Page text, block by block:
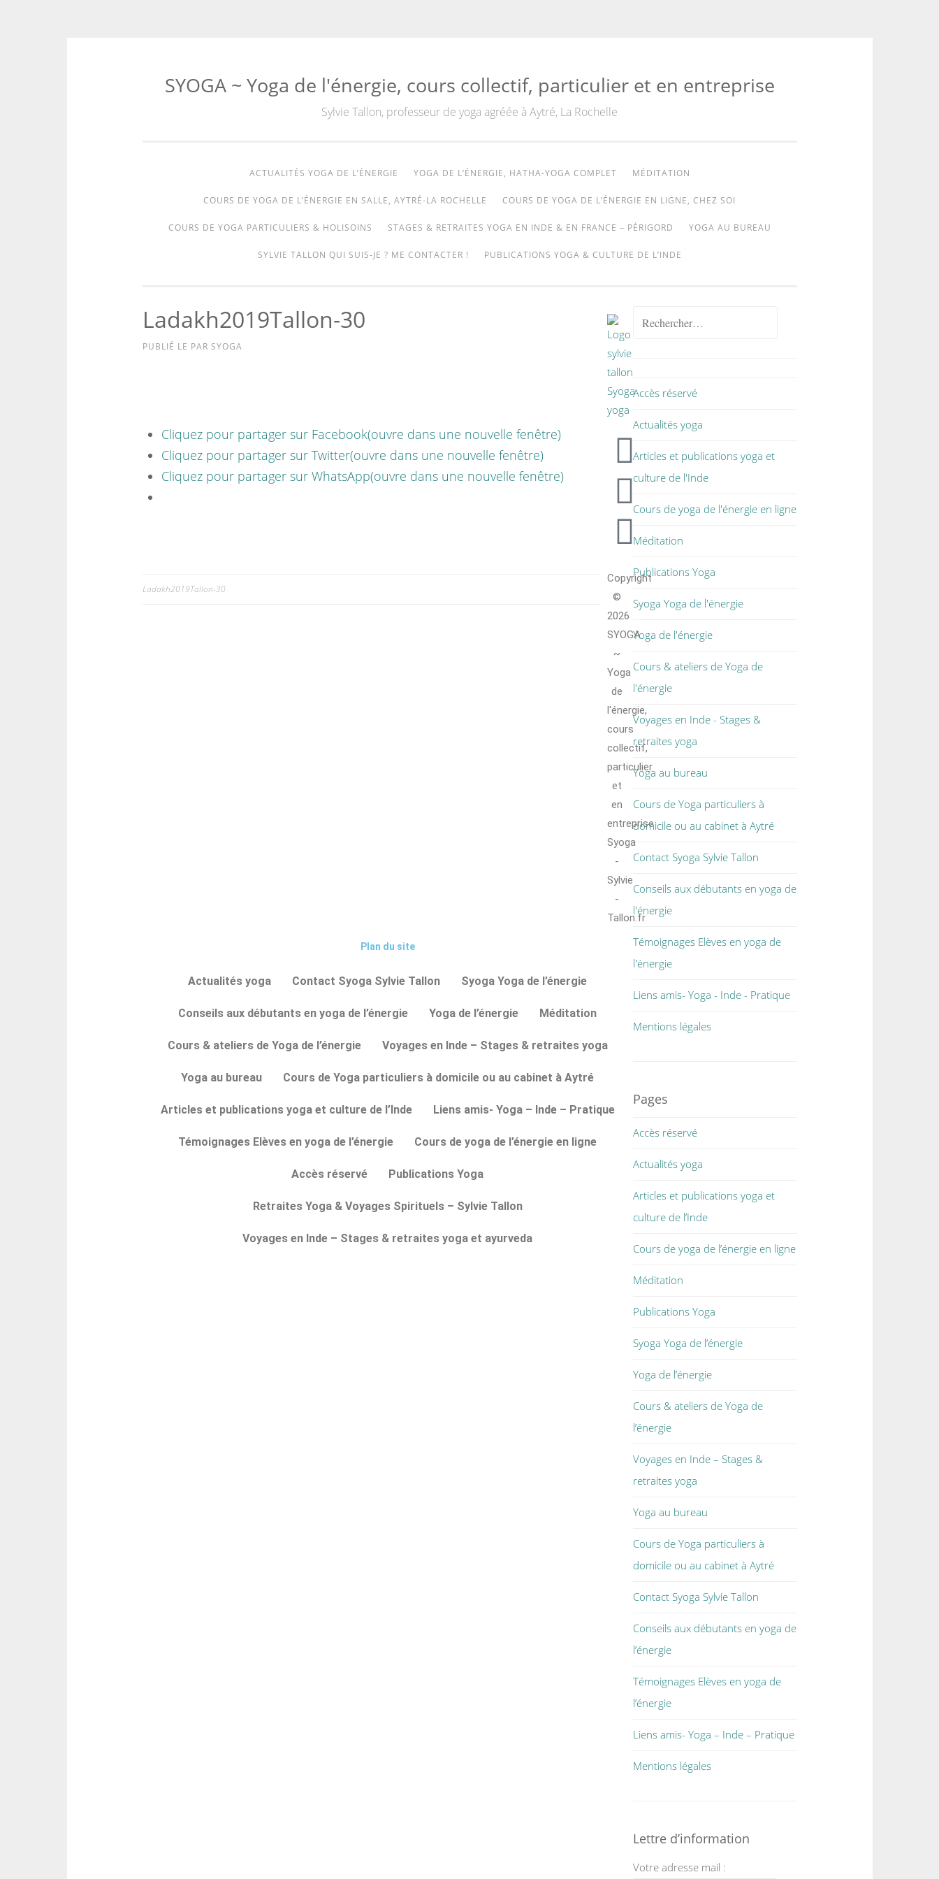
SYOGA ~ Yoga de l'énergie, cours collectif, particulier et en entreprise
Sylvie Tallon, professeur de yoga agréée à Aytré, La Rochelle
ACTUALITÉS YOGA DE L’ÉNERGIE YOGA DE L’ÉNERGIE, HATHA-YOGA COMPLET MÉDITATION
COURS DE YOGA DE L’ÉNERGIE EN SALLE, AYTRÉ-LA ROCHELLE COURS DE YOGA DE L’ÉNERGIE EN LIGNE, CHEZ SOI
COURS DE YOGA PARTICULIERS & HOLISOINS STAGES & RETRAITES YOGA EN INDE & EN FRANCE – PÉRIGORD YOGA AU BUREAU
SYLVIE TALLON QUI SUIS-JE ? ME CONTACTER ! PUBLICATIONS YOGA & CULTURE DE L’INDE
Ladakh2019Tallon-30
PUBLIÉ LE PAR SYOGA
Cliquez pour partager sur Facebook(ouvre dans une nouvelle fenêtre)
Cliquez pour partager sur Twitter(ouvre dans une nouvelle fenêtre)
Cliquez pour partager sur WhatsApp(ouvre dans une nouvelle fenêtre)
Ladakh2019Tallon-30
Accès réservé
Actualités yoga
Articles et publications yoga et
culture de l'Inde
Cours de yoga de l'énergie en ligne
Méditation
Publications Yoga
Syoga Yoga de l'énergie
Yoga de l'énergie
Cours & ateliers de Yoga de
l'énergie
Voyages en Inde - Stages &
retraites yoga
Yoga au bureau
Cours de Yoga particuliers à
domicile ou au cabinet à Aytré
Contact Syoga Sylvie Tallon
Conseils aux débutants en yoga de
l'énergie
Témoignages Elèves en yoga de
l'énergie
Liens amis- Yoga - Inde - Pratique
Mentions légales
Pages
Accès réservé
Actualités yoga
Articles et publications yoga et
culture de l’Inde
Cours de yoga de l’énergie en ligne
Méditation
Publications Yoga
Syoga Yoga de l’énergie
Yoga de l’énergie
Cours & ateliers de Yoga de
l’énergie
Voyages en Inde – Stages &
retraites yoga
Yoga au bureau
Cours de Yoga particuliers à
domicile ou au cabinet à Aytré
Contact Syoga Sylvie Tallon
Conseils aux débutants en yoga de
l’énergie
Témoignages Elèves en yoga de
l’énergie
Liens amis- Yoga – Inde – Pratique
Mentions légales
Lettre d’information
Votre adresse mail :
Copyright
©
2026
SYOGA
~
Yoga
de
l'énergie,
cours
collectif,
particulier
et
en
entreprise
Syoga
-
Sylvie
-
Tallon.fr
Plan du site
Actualités yoga Contact Syoga Sylvie Tallon Syoga Yoga de l’énergie
Conseils aux débutants en yoga de l’énergie Yoga de l’énergie Méditation
Cours & ateliers de Yoga de l’énergie Voyages en Inde – Stages & retraites yoga
Yoga au bureau Cours de Yoga particuliers à domicile ou au cabinet à Aytré
Articles et publications yoga et culture de l’Inde Liens amis- Yoga – Inde – Pratique
Témoignages Elèves en yoga de l’énergie Cours de yoga de l’énergie en ligne
Accès réservé Publications Yoga
Retraites Yoga & Voyages Spirituels – Sylvie Tallon
Voyages en Inde – Stages & retraites yoga et ayurveda